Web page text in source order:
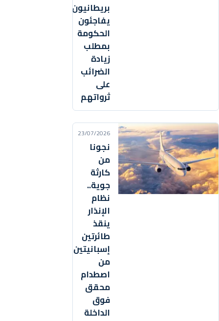
بريطانيون
يفاجئون
الحكومة
بمطلب
زيادة
الضرائب
على
ثرواتهم
23/07/2026
نجونا
من
كارثة
جوية..
نظام
الإنذار
ينقذ
طائرتين
إسبانيتين
من
اصطدام
محقق
فوق
الداخلة